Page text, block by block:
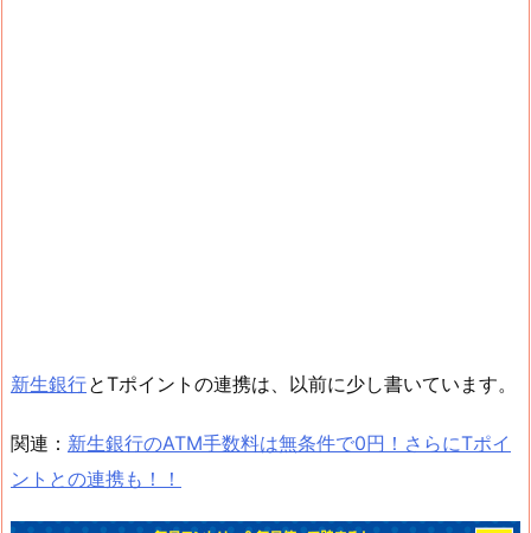
新生銀行とTポイントの連携は、以前に少し書いています。
関連： 新生銀行のATM手数料は無条件で0円！さらにTポイ
ントとの連携も！！